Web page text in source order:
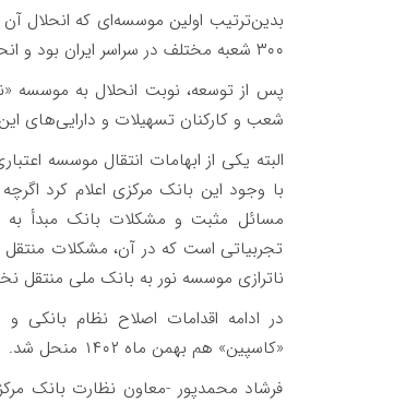
بدین‌ترتیب اولین موسسه‌ای که انحلال
۳۰۰ شعبه مختلف در سراسر ایران بود و انحلال آن، مهرماه ۱۴۰۲ انجام شد.
شعب و کارکنان تسهیلات و دارایی‌های
با وجود این بانک مرکزی اعلام کرد
مسائل مثبت و مشکلات بانک مبدأ به
تجربیاتی است که در آن، مشکلات
ناترازی موسسه نور به بانک ملی منتقل
در ادامه اقدامات اصلاح نظام
«کاسپین» هم بهمن ماه ۱۴۰۲ منحل شد.
فرشاد محمدپور -معاون نظارت بانک